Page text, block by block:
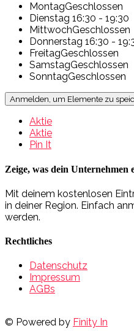
MontagGeschlossen
Dienstag 16:30 - 19:30
MittwochGeschlossen
Donnerstag 16:30 -
FreitagGeschlossen
SamstagGeschlossen
SonntagGeschlossen
Anmelden, um Elemente zu
Aktie
Aktie
Pin It
Zeige, was dein Unternehmen
Mit deinem kostenlosen
in deiner Region. Einfach
werden.
Rechtliches
Datenschutz
Impressum
AGBs
© Powered by Finity In